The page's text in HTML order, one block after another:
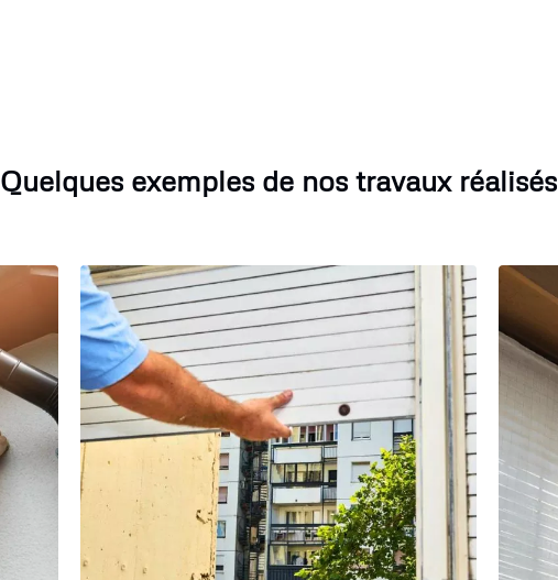
Quelques exemples de nos travaux réalisés